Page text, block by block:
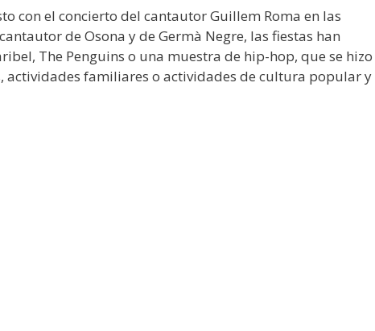
con el concierto del cantautor Guillem Roma en las
de Osona y de Germà Negre, las fiestas han
The Penguins o una muestra de hip-hop, que se hizo
actividades familiares o actividades de cultura popular y